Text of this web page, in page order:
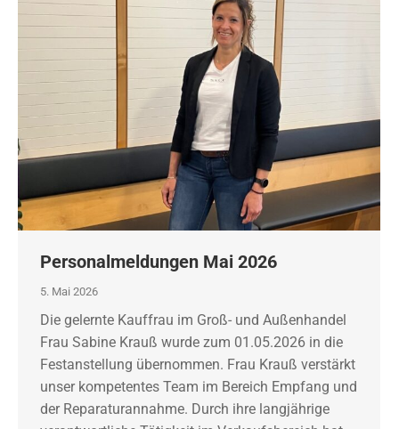
Personalmeldungen Mai 2026
5. Mai 2026
Die gelernte Kauffrau im Groß- und Außenhandel
Frau Sabine Krauß wurde zum 01.05.2026 in die
Festanstellung übernommen. Frau Krauß verstärkt
unser kompetentes Team im Bereich Empfang und
der Reparaturannahme. Durch ihre langjährige